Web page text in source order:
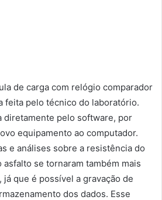
de carga com relógio comparador
feita pelo técnico do laboratório.
diretamente pelo software, por
equipamento ao computador.
e análises sobre a resistência do
se tornaram também mais
já que é possível a gravação de
dos dados. Esse